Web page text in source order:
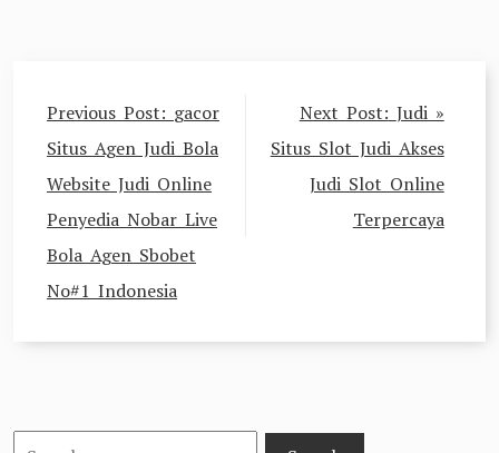
Post
navigation
Previous Post: gacor
Situs Agen Judi Bola
Website Judi Online
Penyedia Nobar Live
Bola Agen Sbobet
No#1 Indonesia
Next Post: Judi »
Situs Slot Judi Akses
Judi Slot Online
Terpercaya
Search